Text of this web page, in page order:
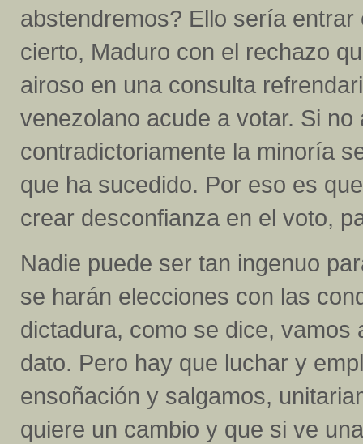
abstendremos? Ello sería
cierto, Maduro con el rechazo
airoso en una consulta
venezolano acude a votar. Si
contradictoriamente la minoría
que ha sucedido. Por eso es
crear desconfianza en el voto,
Nadie puede ser tan ingenuo
se harán elecciones con las
dictadura, como se dice,
dato. Pero hay que luchar y
ensoñación y salgamos,
quiere un cambio y que si ve